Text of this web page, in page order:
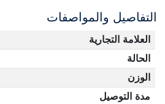
التفاصيل والمواصفات
العلامة التجارية
الحالة
الوزن
مدة التوصيل